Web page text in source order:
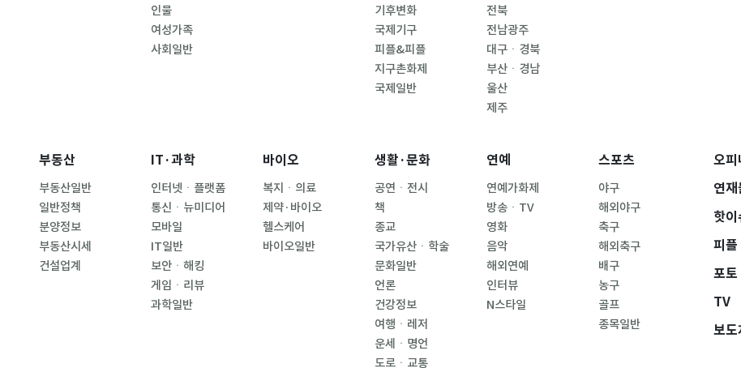
인물
여성가족
사회일반
기후변화
국제기구
피플&피플
지구촌화제
국제일반
전북
전남광주
대구ㆍ경북
부산ㆍ경남
울산
제주
부동산
부동산일반
일반정책
분양정보
부동산시세
건설업계
IT·과학
인터넷ㆍ플랫폼
통신ㆍ뉴미디어
모바일
IT일반
보안ㆍ해킹
게임ㆍ리뷰
과학일반
바이오
복지ㆍ의료
제약·바이오
헬스케어
바이오일반
생활·문화
공연ㆍ전시
책
종교
국가유산ㆍ학술
문화일반
언론
건강정보
여행ㆍ레저
운세ㆍ명언
도로ㆍ교통
연예
연예가화제
방송ㆍTV
영화
음악
해외연예
인터뷰
N스타일
스포츠
야구
해외야구
축구
해외축구
배구
농구
골프
종목일반
오피
연재
핫이
피플
포토
TV
보도